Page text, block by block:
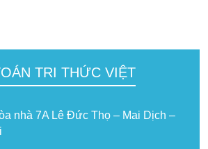
TRI THỨC VIỆT
nhà 7A Lê Đức Thọ – Mai Dịch –